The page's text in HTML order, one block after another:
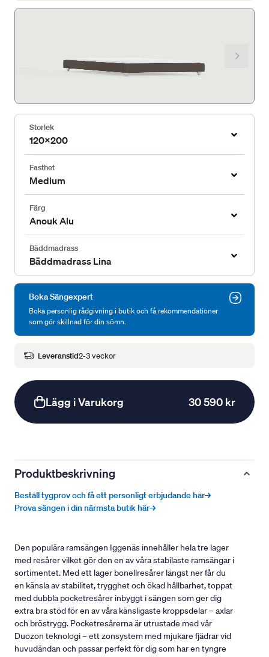
Storlek
120x200
Fasthet
Medium
Färg
Anouk Alu
Bäddmadrass
Bäddmadrass Lina
Boka Sängexpert
Boka personlig rådgivning i butik och få rekommendationer
som gör skillnad för din sömn.
Leveranstid2-3 veckor
Lägg i Varukorg 30 590 kr
Produktbeskrivning
Beställ tygprov och få ett personligt erbjudande här→
Prova sängen i din närmsta butik här→
Den populära ramsängen Iggenäs innehåller hela tre lager
med resårer vilket gör den en av våra stabilaste ramsängar i
sortimentet. Med ett lager bonellresårer längst ner får du
en känsla av stabilitet, trygghet och ökad hållbarhet, toppat
med dubbla pocketresårer inbyggt i sängen som ger dig
extra bra stöd för en av våra känsligaste kroppsdelar – axlar
och bröstrygg. Pocketresårerna är utrustade med vår
Duozon teknologi – ett zonsystem med mjukare fjädrar vid
huvudändan och passar perfekt för dig som har en tyngre